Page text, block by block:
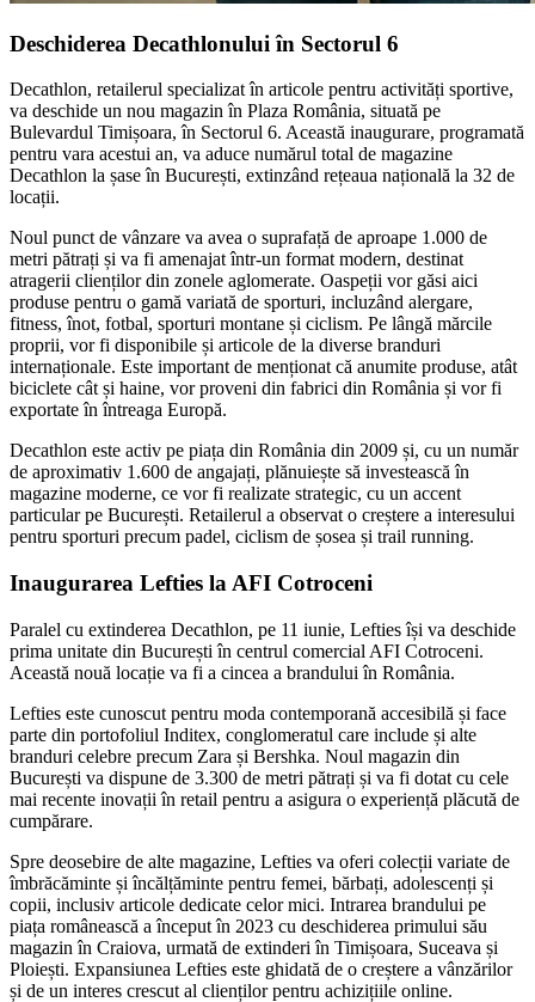
Deschiderea Decathlonului în Sectorul 6
Decathlon, retailerul specializat în articole pentru activități sportive,
va deschide un nou magazin în Plaza România, situată pe
Bulevardul Timișoara, în Sectorul 6. Această inaugurare, programată
pentru vara acestui an, va aduce numărul total de magazine
Decathlon la șase în București, extinzând rețeaua națională la 32 de
locații.
Noul punct de vânzare va avea o suprafață de aproape 1.000 de
metri pătrați și va fi amenajat într-un format modern, destinat
atragerii clienților din zonele aglomerate. Oaspeții vor găsi aici
produse pentru o gamă variată de sporturi, incluzând alergare,
fitness, înot, fotbal, sporturi montane și ciclism. Pe lângă mărcile
proprii, vor fi disponibile și articole de la diverse branduri
internaționale. Este important de menționat că anumite produse, atât
biciclete cât și haine, vor proveni din fabrici din România și vor fi
exportate în întreaga Europă.
Decathlon este activ pe piața din România din 2009 și, cu un număr
de aproximativ 1.600 de angajați, plănuiește să investească în
magazine moderne, ce vor fi realizate strategic, cu un accent
particular pe București. Retailerul a observat o creștere a interesului
pentru sporturi precum padel, ciclism de șosea și trail running.
Inaugurarea Lefties la AFI Cotroceni
Paralel cu extinderea Decathlon, pe 11 iunie, Lefties își va deschide
prima unitate din București în centrul comercial AFI Cotroceni.
Această nouă locație va fi a cincea a brandului în România.
Lefties este cunoscut pentru moda contemporană accesibilă și face
parte din portofoliul Inditex, conglomeratul care include și alte
branduri celebre precum Zara și Bershka. Noul magazin din
București va dispune de 3.300 de metri pătrați și va fi dotat cu cele
mai recente inovații în retail pentru a asigura o experiență plăcută de
cumpărare.
Spre deosebire de alte magazine, Lefties va oferi colecții variate de
îmbrăcăminte și încălțăminte pentru femei, bărbați, adolescenți și
copii, inclusiv articole dedicate celor mici. Intrarea brandului pe
piața românească a început în 2023 cu deschiderea primului său
magazin în Craiova, urmată de extinderi în Timișoara, Suceava și
Ploiești. Expansiunea Lefties este ghidată de o creștere a vânzărilor
și de un interes crescut al clienților pentru achizițiile online.